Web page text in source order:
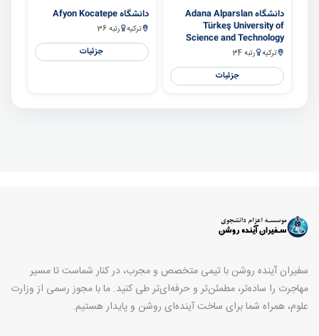
دانشگاه Adana Alparslan
Türkeş University of
Science and Technology
ترکیه رتبه 34
جزئیات
دانشگاه Afyon Kocatepe
ترکیه رتبه 36
جزئیات
سفیران آینده روشن با تیمی متخصص و مجرب، در کنار شماست تا مسیر
مهاجرت را ساده‌تر، مطمئن‌تر و حرفه‌ای‌تر طی کنید. ما با مجوز رسمی از وزارت
علوم، همراه شما برای ساخت آینده‌ای روشن و پایدار هستیم.